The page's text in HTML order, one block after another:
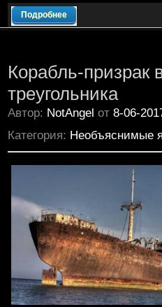
Подробнее
Корабль-призрак
треугольника
Автор: NotAngel от 8-06-
Категория: Необъяснимые